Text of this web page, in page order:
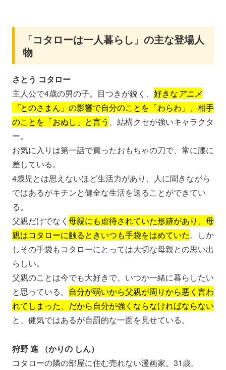
「コタローは一人暮らし」の主な登場人
物
さとう コタロー
主人公で4歳の男の子。目つきが鋭く、 好きな アニメ
「とのさまん」の影響で自分のことを「わらわ」、相手
のことを「おぬし」と言う 、結構クセが強いキャラクタ
ー。
お気に入りは第一話で買ったおもちゃの刀で、常に腰に
差している。
4歳児とは思えないほど生活力があり、人に聞きながら
ではあるがキチンと健全な生活を送ることができてい
る。
父親だけでなく 母親にも虐待されていた形跡があり、母
親はコタローに触るときいつも手袋をはめていた。しか
しその手袋もコタローにとっては大切な母親との思い出
らしい。
父親のことは今でも大好きで、いつか一緒に暮らしたい
と思っている。 自分が弱いから父親が周りから悪く言わ
れてしまった、だから自分が強くならなければならない
と、健気ではあるが自罰的な一面を見せている。
狩野 進 （かりの しん）
コタローの隣の部屋に住む売れない漫画家。31歳。